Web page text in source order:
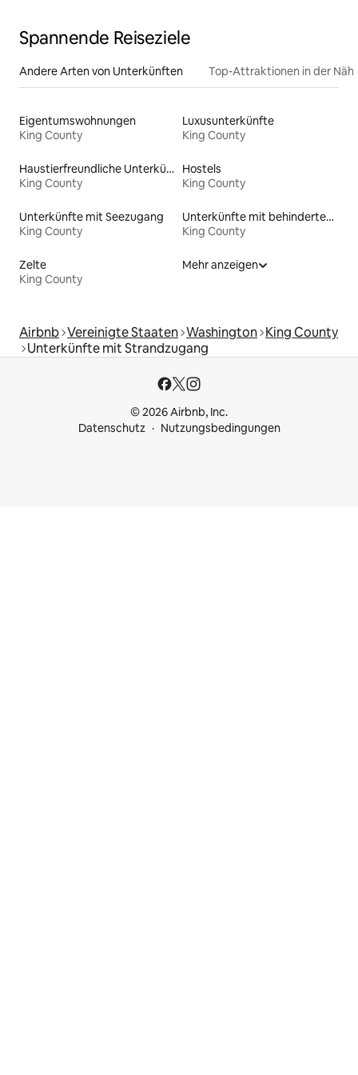
Spannende Reiseziele
Andere Arten von Unterkünften Top-Attraktionen in der
Eigentumswohnungen
King County
Luxusunterkünfte
King County
Haustierfreundliche Unterkünfte
King County
Hostels
King County
Unterkünfte mit Seezugang
King County
Unterkünfte mit behindertengerechtem WC
King County
Zelte
King County
Mehr anzeigen
Airbnb Vereinigte Staaten Washington King County
Unterkünfte mit Strandzugang
© 2026 Airbnb, Inc.
Datenschutz
Nutzungsbedingungen